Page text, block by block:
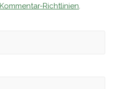
Kommentar-Richtlinien.